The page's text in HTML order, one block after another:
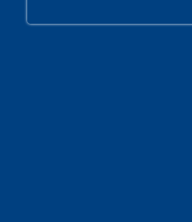
Torschütze: slayer53